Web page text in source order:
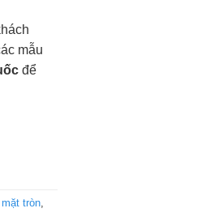
mẫu
để
tròn,